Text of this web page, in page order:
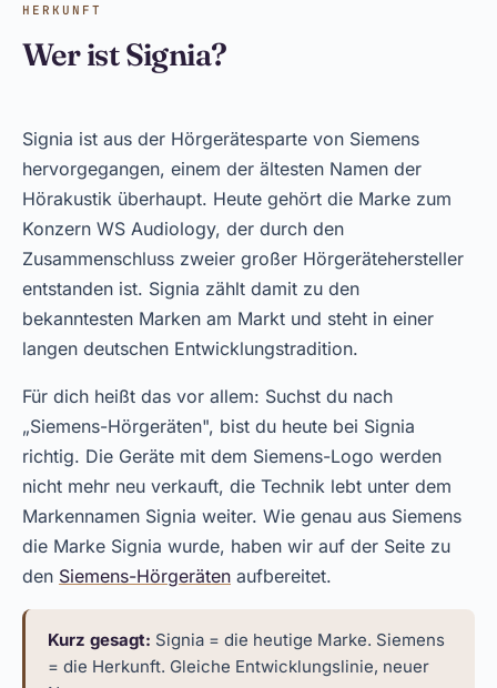
HERKUNFT
Wer ist Signia?
Signia ist aus der Hörgerätesparte von Siemens
hervorgegangen, einem der ältesten Namen der
Hörakustik überhaupt. Heute gehört die Marke zum
Konzern WS Audiology, der durch den
Zusammenschluss zweier großer Hörgerätehersteller
entstanden ist. Signia zählt damit zu den
bekanntesten Marken am Markt und steht in einer
langen deutschen Entwicklungstradition.
Für dich heißt das vor allem: Suchst du nach
„Siemens-Hörgeräten", bist du heute bei Signia
richtig. Die Geräte mit dem Siemens-Logo werden
nicht mehr neu verkauft, die Technik lebt unter dem
Markennamen Signia weiter. Wie genau aus Siemens
die Marke Signia wurde, haben wir auf der Seite zu
den Siemens-Hörgeräten aufbereitet.
Kurz gesagt: Signia = die heutige Marke. Siemens
= die Herkunft. Gleiche Entwicklungslinie, neuer